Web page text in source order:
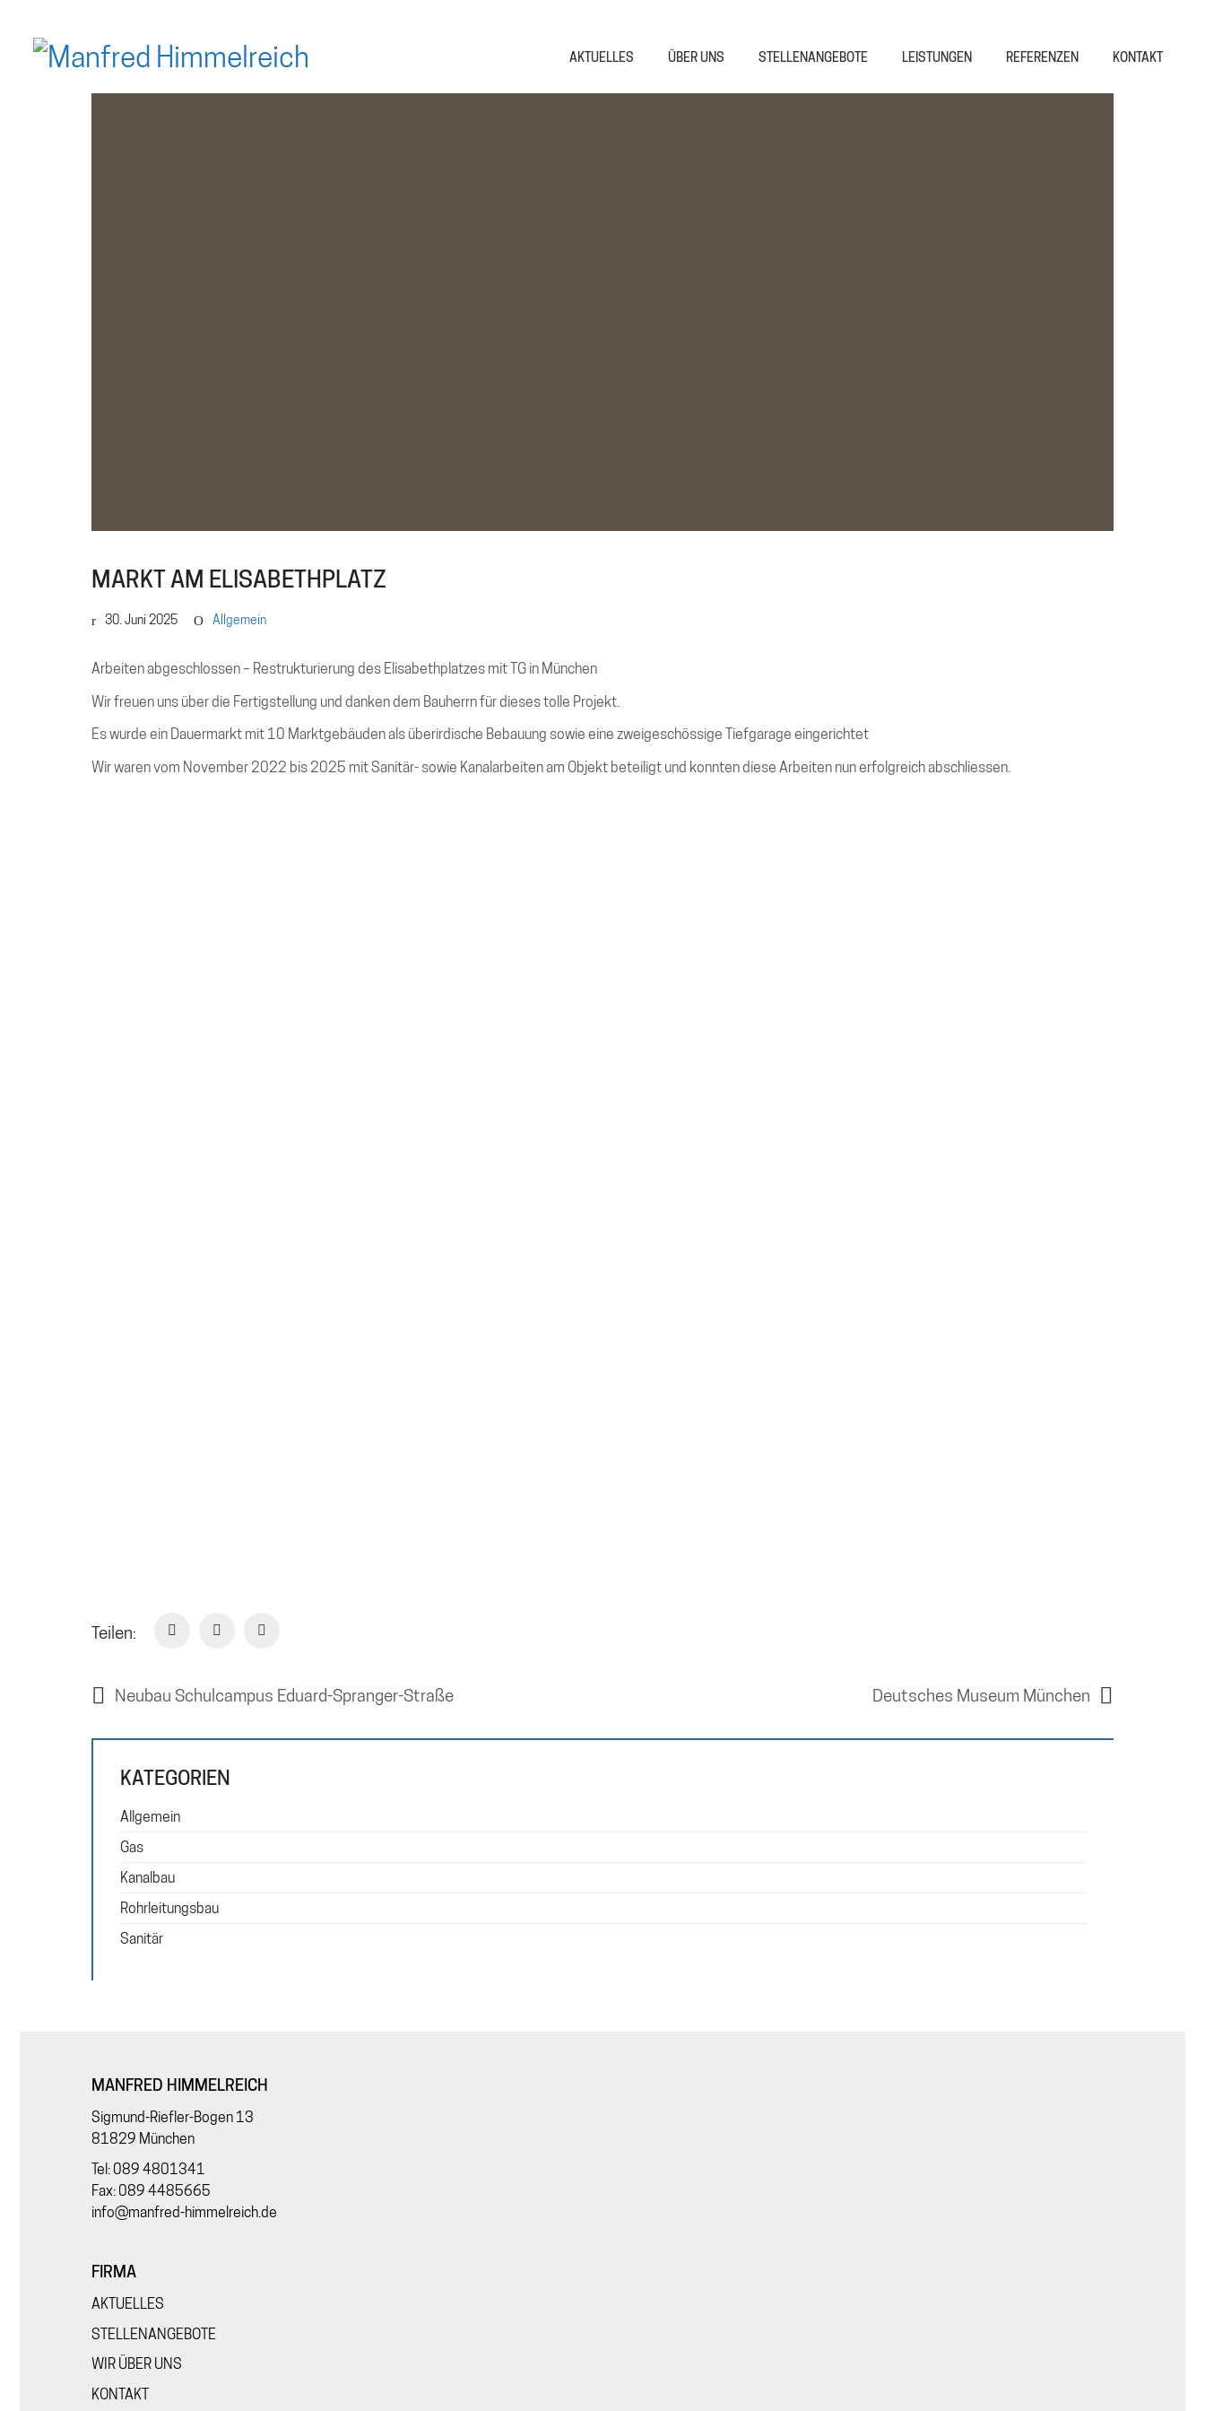
AKTUELLES ÜBER UNS STELLENANGEBOTE LEISTUNGEN REFERENZEN KONTAKT
MARKT AM ELISABETHPLATZ
30. Juni 2025 Allgemein
Arbeiten abgeschlossen – Restrukturierung des Elisabethplatzes mit TG in München
Wir freuen uns über die Fertigstellung und danken dem Bauherrn für dieses tolle Projekt.
Es wurde ein Dauermarkt mit 10 Marktgebäuden als überirdische Bebauung sowie eine zweigeschössige Tiefgarage eingerichtet
Wir waren vom November 2022 bis 2025 mit Sanitär- sowie Kanalarbeiten am Objekt beteiligt und konnten diese Arbeiten nun erfolgreich abschliessen.
Teilen:
Neubau Schulcampus Eduard-Spranger-Straße Deutsches Museum München
KATEGORIEN
Allgemein
Gas
Kanalbau
Rohrleitungsbau
Sanitär
MANFRED HIMMELREICH
Sigmund-Riefler-Bogen 13
81829 München
Tel: 089 4801341
Fax: 089 4485665
info@manfred-himmelreich.de
FIRMA
AKTUELLES
STELLENANGEBOTE
WIR ÜBER UNS
KONTAKT